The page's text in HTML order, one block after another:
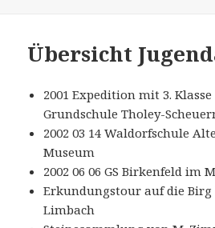
Übersicht
2001 Expedition mit 3. Klasse
Grundschule Tholey-
2002 03 14 Waldorfschule
Museum
2002 06 06 GS Birkenfeld im
Erkundungstour auf die Birg
Limbach